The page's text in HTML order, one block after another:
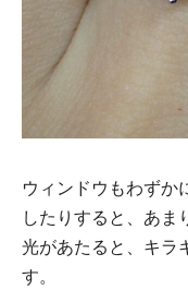
ウィンドウもわずか
したりすると、あま
光があたると、キラ
す。